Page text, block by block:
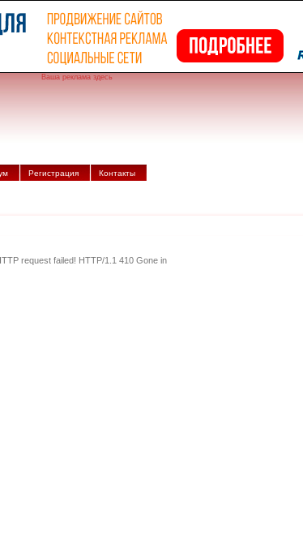
Ваша реклама здесь
Регистрация Контакты
request failed! HTTP/1.1 410 Gone in